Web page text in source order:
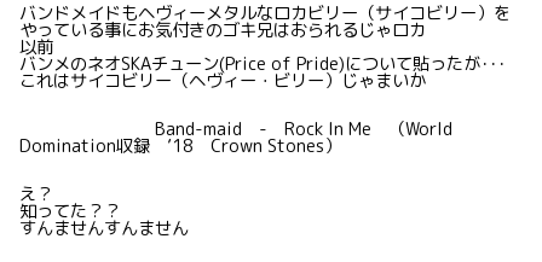
バンドメイドもヘヴィーメタルなロカビリー（サイコビリー）を
やっている事にお気付きのゴキ兄はおられるじゃロカ
以前
バンメのネオSKAチューン(Price of Pride)について貼ったが･･･
これはサイコビリー（ヘヴィー・ビリー）じゃまいか
Band-maid - Rock In Me （World
Domination収録 ’18 Crown Stones）
え？
知ってた？？
すんませんすんません